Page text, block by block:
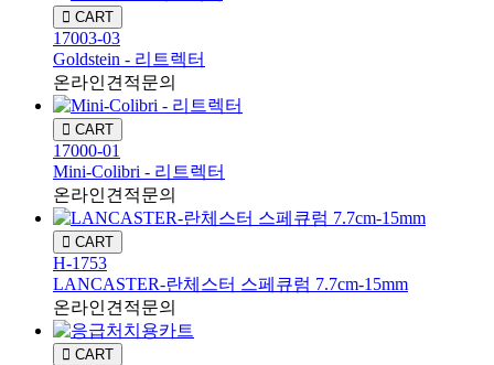
CART
17003-03
Goldstein - 리트렉터
온라인견적문의
CART
17000-01
Mini-Colibri - 리트렉터
온라인견적문의
CART
H-1753
LANCASTER-란체스터 스페큐럼 7.7cm-15mm
온라인견적문의
CART